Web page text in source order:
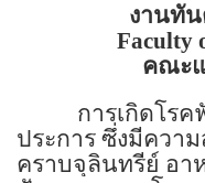
งานทั
Faculty
คณะ
การเกิดโร
ประการ ซึ่งมีควา
คราบจุลินทรีย์ อา